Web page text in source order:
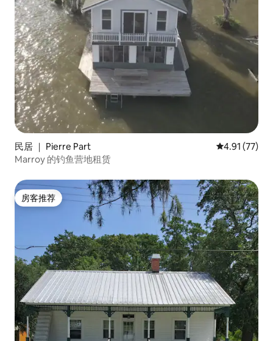
民居 ｜ Pierre Part 平均评分
4.91 (77)
Marroy 的钓鱼营地租赁
房客推荐
房客推荐